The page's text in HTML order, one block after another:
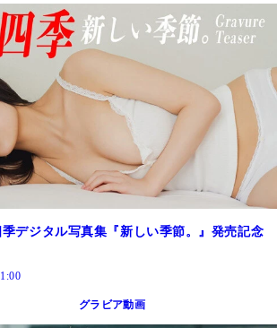
季デジタル写真集『新しい季節。』発売記念
グラビア動画